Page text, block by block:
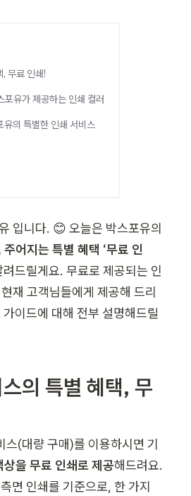
무료 인쇄!
유가 제공하는 인쇄 컬러
의 특별한 인쇄 서비스
어지는 특별 혜택 ‘무료 인
려드릴게요. 무료로 제공되는 인
재 고객님들에게 제공해 드리
이드에 대해 전부 설명해드릴
의 특별 혜택, 무
스(대량 구매)를 이용하시면 기
상을 무료 인쇄로 제공해드려요.
면 인쇄를 기준으로, 한 가지